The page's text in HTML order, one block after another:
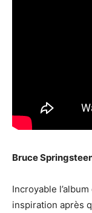
Bruce
Incroyable
inspiration après